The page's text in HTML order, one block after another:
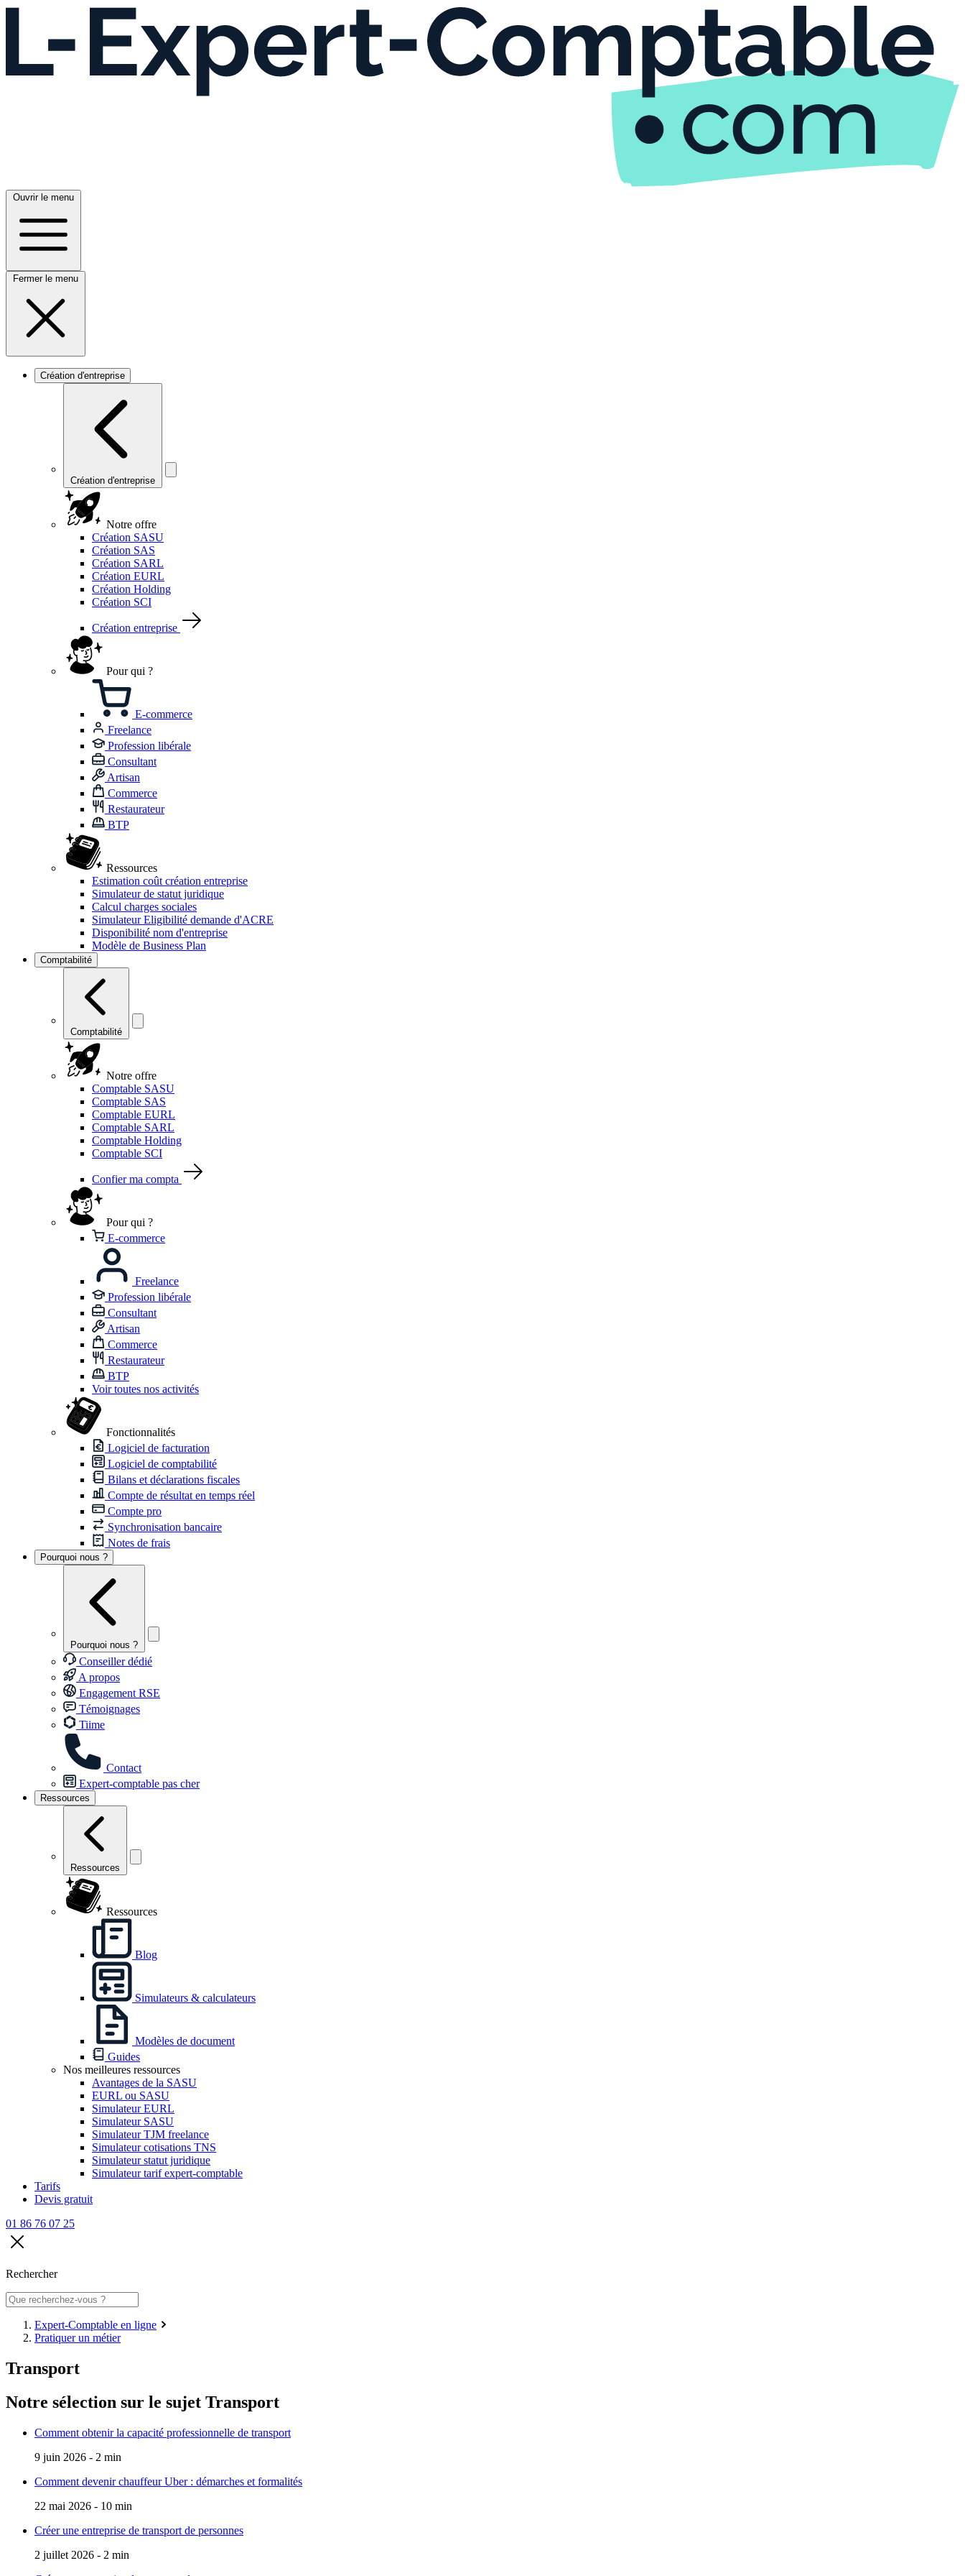
Ouvrir le menu
Fermer le menu
Création d'entreprise
Création d'entreprise
Notre offre
Création SASU
Création SAS
Création SARL
Création EURL
Création Holding
Création SCI
Création entreprise
Pour qui ?
E-commerce
Freelance
Profession libérale
Consultant
Artisan
Commerce
Restaurateur
BTP
Ressources
Estimation coût création entreprise
Simulateur de statut juridique
Calcul charges sociales
Simulateur Eligibilité demande d'ACRE
Disponibilité nom d'entreprise
Modèle de Business Plan
Comptabilité
Comptabilité
Notre offre
Comptable SASU
Comptable SAS
Comptable EURL
Comptable SARL
Comptable Holding
Comptable SCI
Confier ma compta
Pour qui ?
E-commerce
Freelance
Profession libérale
Consultant
Artisan
Commerce
Restaurateur
BTP
Voir toutes nos activités
Fonctionnalités
Logiciel de facturation
Logiciel de comptabilité
Bilans et déclarations fiscales
Compte de résultat en temps réel
Compte pro
Synchronisation bancaire
Notes de frais
Pourquoi nous ?
Pourquoi nous ?
Conseiller dédié
A propos
Engagement RSE
Témoignages
Tiime
Contact
Expert-comptable pas cher
Ressources
Ressources
Ressources
Blog
Simulateurs & calculateurs
Modèles de document
Guides
Nos meilleures ressources
Avantages de la SASU
EURL ou SASU
Simulateur EURL
Simulateur SASU
Simulateur TJM freelance
Simulateur cotisations TNS
Simulateur statut juridique
Simulateur tarif expert-comptable
Tarifs
Devis gratuit
01 86 76 07 25
Rechercher
Expert-Comptable en ligne
Pratiquer un métier
Transport
Notre sélection sur le sujet Transport
Comment obtenir la capacité professionnelle de transport
9 juin 2026 - 2 min
Comment devenir chauffeur Uber : démarches et formalités
22 mai 2026 - 10 min
Créer une entreprise de transport de personnes
2 juillet 2026 - 2 min